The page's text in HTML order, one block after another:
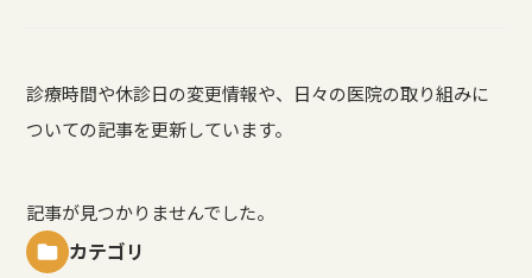
診療時間や休診日の変更情報や、日々の医院の取り組みに
ついての記事を更新しています。
記事が見つかりませんでした。
カテゴリ